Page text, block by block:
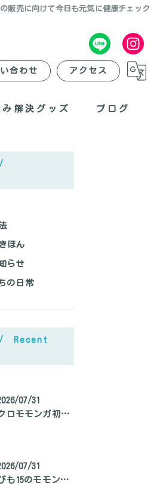
販売に向けて今日も元気に健康チェック
合わせ アクセス
み解決グッズ
鳴き声対策、間違ってませんか？
ブログ
ほん
らせ
の日常
Recent
07/31
フクロモモンガ初心者向けのスクール開催
07/31
のびも15のモモンガ専門家、モモンガ先生の自己紹介